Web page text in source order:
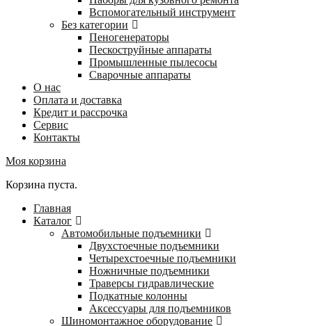
Вспомогательный инструмент
Без категории
Пеногенераторы
Пескоструйные аппараты
Промышленные пылесосы
Сварочные аппараты
О нас
Оплата и доставка
Кредит и рассрочка
Сервис
Контакты
Моя корзина
Корзина пуста.
Главная
Каталог
Автомобильные подъемники
Двухстоечные подъемники
Четырехстоечные подъемники
Ножничные подъемники
Траверсы гидравлические
Подкатные колонны
Аксессуары для подъемников
Шиномонтажное оборудование